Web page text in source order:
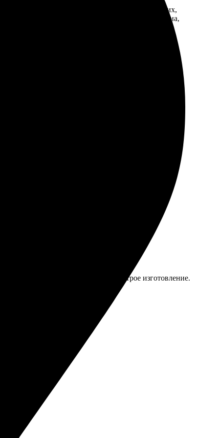
шагов: выбрала фотографии, загрузила их,
цвета яркие, а исполнение аккуратное. Довольна,
и просто!
Результат превзошел ожидания!
качественное исполнение и быстрое изготовление.